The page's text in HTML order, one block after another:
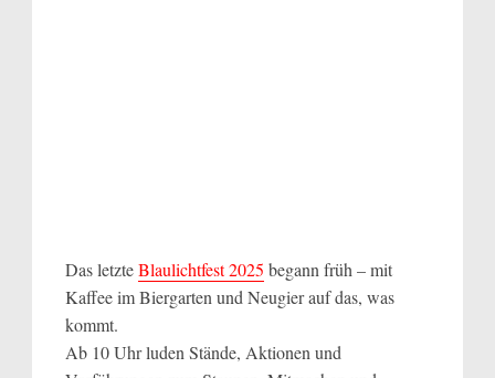
Das letzteBlaulichtfest 2025 begann früh – mit
Kaffee im Biergarten und Neugier auf das, was
kommt.
Ab 10 Uhr luden Stände, Aktionen und